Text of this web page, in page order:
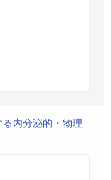
内分泌的・物理